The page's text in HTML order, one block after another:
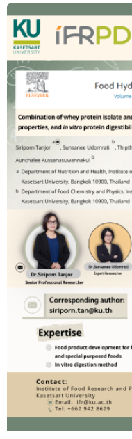
สายตรงผู้บริหาร